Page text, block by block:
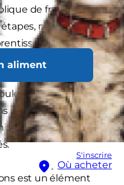
aliment
S'inscrire
Où acheter
de franchir
notamment
de la
autres animaux,
unes. D’autres
chez le
à la stérilisation , le
s’accompagne
est un élément